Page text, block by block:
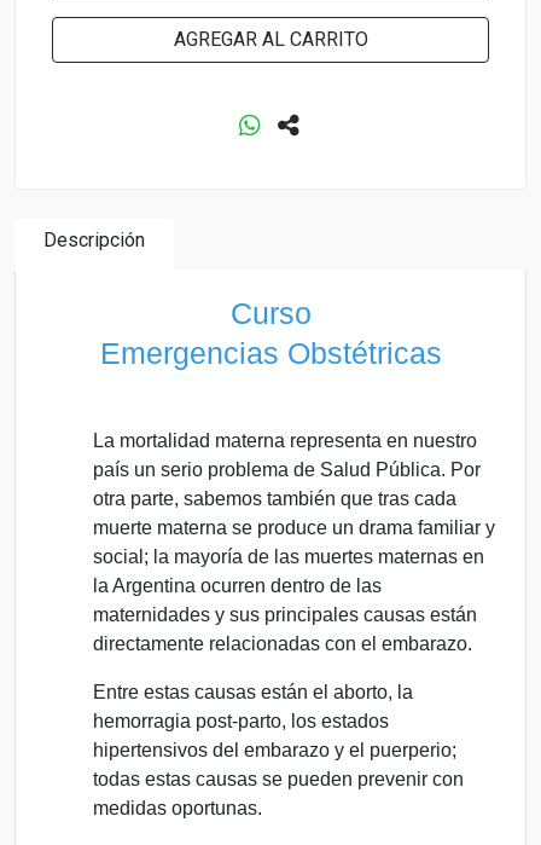
AGREGAR AL CARRITO
Descripción
Curso
Emergencias Obstétricas
La mortalidad materna representa en nuestro
país un serio problema de Salud Pública. Por
otra parte, sabemos también que tras cada
muerte materna se produce un drama familiar y
social; la mayoría de las muertes maternas en
la Argentina ocurren dentro de las
maternidades y sus principales causas están
directamente relacionadas con el embarazo.
Entre estas causas están el aborto, la
hemorragia post-parto, los estados
hipertensivos del embarazo y el puerperio;
todas estas causas se pueden prevenir con
medidas oportunas.